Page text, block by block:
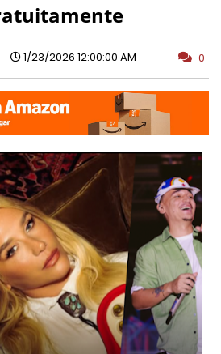
1/23/2026 12:00:00 AM 0